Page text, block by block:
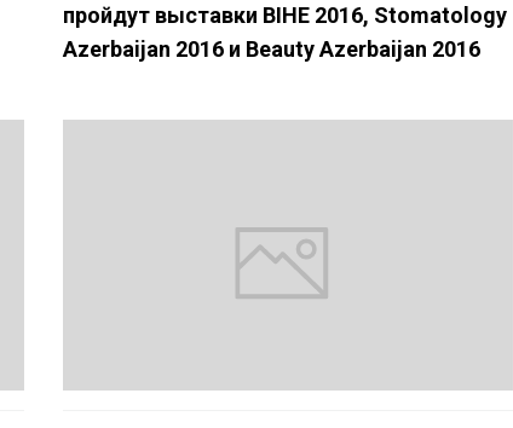
пройдут выставки BIHE 2016, Stomatology
Azerbaijan 2016 и Beauty Azerbaijan 2016